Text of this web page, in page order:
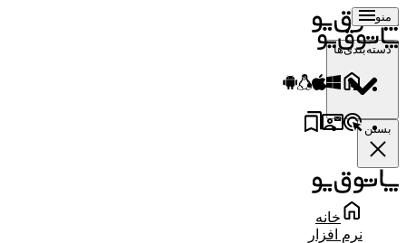
منو
دسته‌بندی‌ها
بستن
خانه
نرم افزار